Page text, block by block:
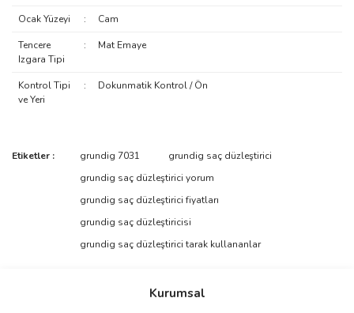
Ocak Yüzeyi : Cam
Tencere
Izgara Tipi
: Mat Emaye
Kontrol Tipi
ve Yeri
: Dokunmatik Kontrol / Ön
Bu ürüne ilk yorumu siz yapın!
Yorum Yaz
Bu ürünün fiyat bilgisi, resim, ürün açıklamalarında ve diğer
tarafımıza iletebilirsiniz.
Görüş ve önerileriniz için teşekkür ederiz.
Ürün resmi kalitesiz, bozuk veya görüntülenemiyor.
Etiketler : grundig 7031
grundig saç düzleştirici
grundig saç düzleştirici yorum
grundig saç düzleştirici fiyatları
grundig saç düzleştiricisi
grundig saç düzleştirici tarak kullananlar
Kurumsal